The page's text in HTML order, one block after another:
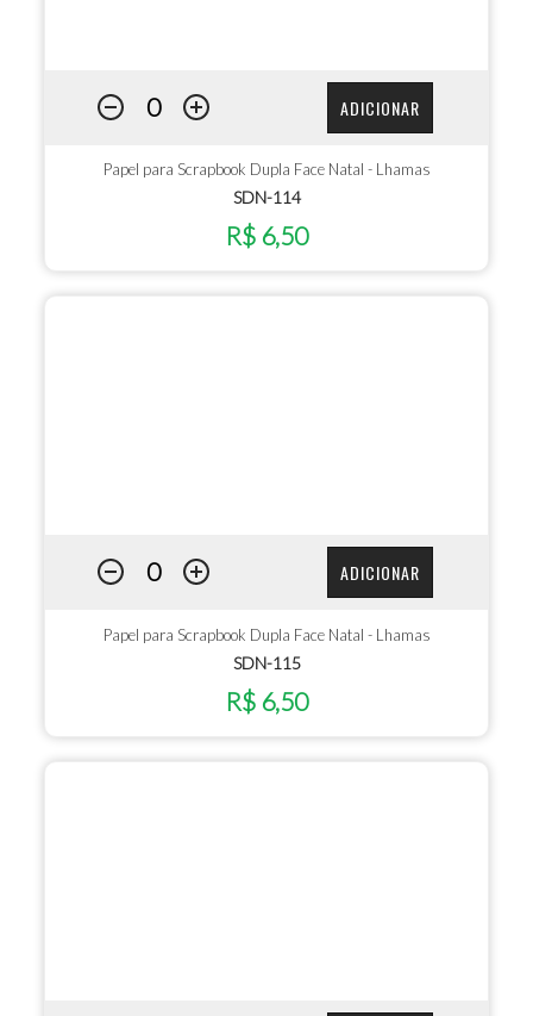
ADICIONAR
Papel para Scrapbook Dupla Face Natal - Lhamas
SDN-114
R$ 6,50
ADICIONAR
Papel para Scrapbook Dupla Face Natal - Lhamas
SDN-115
R$ 6,50